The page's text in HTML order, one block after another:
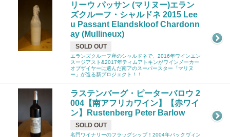
リーウ パッサン (マリヌー)エラン
ズクルーフ・シャルドネ 2015 Lee
u Passant Elandskloof Chardonn
ay (Mullineux)
SOLD OUT
エランズクルーフ産のシャルドネで、2016年ワインエン
スージアスト&2017年ティムアトキンがワインメーカー
オブザイヤーに選んだ南アのスーパースター「マリヌ
ー」が造る新プロジェクト！！
ラステンバーグ・ピーターバロウ 2
004【南アフリカワイン】【赤ワイ
ン】Rustenberg Peter Barlow
SOLD OUT
名門ワイナリーのフラッグシップ！2004年バックヴィン